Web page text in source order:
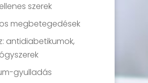
szerek
megbetegedések
antidiabetikumok,
gyulladás